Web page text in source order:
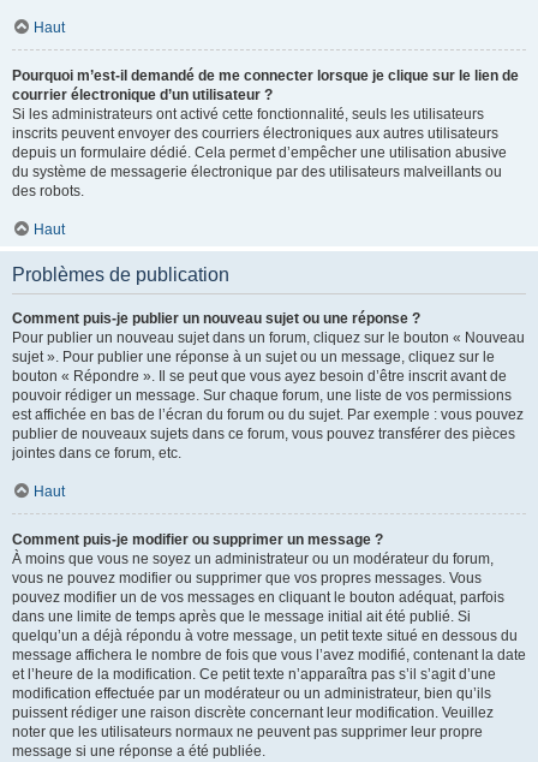
Haut
Pourquoi m’est-il demandé de me connecter lorsque je clique sur le lien de
courrier électronique d’un utilisateur ?
Si les administrateurs ont activé cette fonctionnalité, seuls les utilisateurs
inscrits peuvent envoyer des courriers électroniques aux autres utilisateurs
depuis un formulaire dédié. Cela permet d’empêcher une utilisation abusive
du système de messagerie électronique par des utilisateurs malveillants ou
des robots.
Haut
Problèmes de publication
Comment puis-je publier un nouveau sujet ou une réponse ?
Pour publier un nouveau sujet dans un forum, cliquez sur le bouton « Nouveau
sujet ». Pour publier une réponse à un sujet ou un message, cliquez sur le
bouton « Répondre ». Il se peut que vous ayez besoin d’être inscrit avant de
pouvoir rédiger un message. Sur chaque forum, une liste de vos permissions
est affichée en bas de l’écran du forum ou du sujet. Par exemple : vous pouvez
publier de nouveaux sujets dans ce forum, vous pouvez transférer des pièces
jointes dans ce forum, etc.
Haut
Comment puis-je modifier ou supprimer un message ?
À moins que vous ne soyez un administrateur ou un modérateur du forum,
vous ne pouvez modifier ou supprimer que vos propres messages. Vous
pouvez modifier un de vos messages en cliquant le bouton adéquat, parfois
dans une limite de temps après que le message initial ait été publié. Si
quelqu’un a déjà répondu à votre message, un petit texte situé en dessous du
message affichera le nombre de fois que vous l’avez modifié, contenant la date
et l’heure de la modification. Ce petit texte n’apparaîtra pas s’il s’agit d’une
modification effectuée par un modérateur ou un administrateur, bien qu’ils
puissent rédiger une raison discrète concernant leur modification. Veuillez
noter que les utilisateurs normaux ne peuvent pas supprimer leur propre
message si une réponse a été publiée.